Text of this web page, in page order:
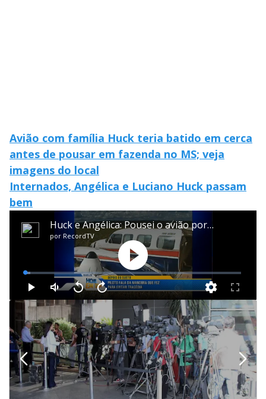
Avião com família Huck teria batido em cerca
antes de pousar em fazenda no MS; veja
imagens do local
Internados, Angélica e Luciano Huck passam
bem